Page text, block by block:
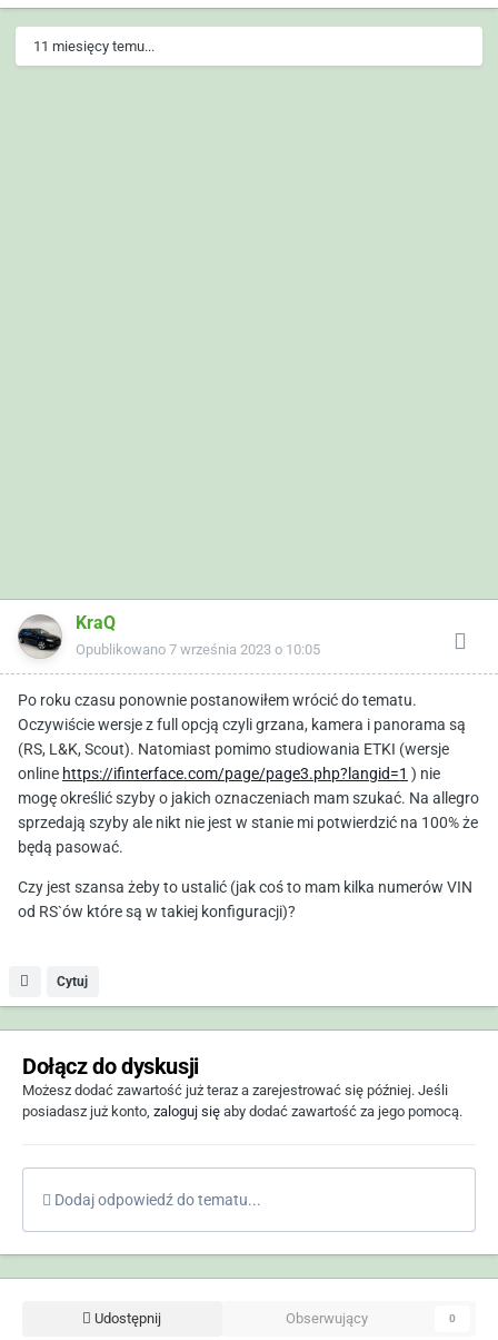
11 miesięcy temu...
KraQ
Opublikowano 7 września 2023 o 10:05
Po roku czasu ponownie postanowiłem wrócić do tematu.
Oczywiście wersje z full opcją czyli grzana, kamera i panorama są
(RS, L&K, Scout). Natomiast pomimo studiowania ETKI (wersje
online https://ifinterface.com/page/page3.php?langid=1 ) nie
mogę określić szyby o jakich oznaczeniach mam szukać. Na allegro
sprzedają szyby ale nikt nie jest w stanie mi potwierdzić na 100% że
będą pasować.
Czy jest szansa żeby to ustalić (jak coś to mam kilka numerów VIN
od RS`ów które są w takiej konfiguracji)?
Cytuj
Dołącz do dyskusji
Możesz dodać zawartość już teraz a zarejestrować się później. Jeśli
posiadasz już konto, zaloguj się aby dodać zawartość za jego pomocą.
Dodaj odpowiedź do tematu...
Udostępnij Obserwujący 0